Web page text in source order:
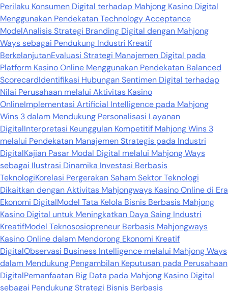
Perilaku Konsumen Digital terhadap Mahjong Kasino Digital
Menggunakan Pendekatan Technology Acceptance
ModelAnalisis Strategi Branding Digital dengan Mahjong
Ways sebagai Pendukung Industri Kreatif
BerkelanjutanEvaluasi Strategi Manajemen Digital pada
Platform Kasino Online Menggunakan Pendekatan Balanced
ScorecardIdentifikasi Hubungan Sentimen Digital terhadap
Nilai Perusahaan melalui Aktivitas Kasino
OnlineImplementasi Artificial Intelligence pada Mahjong
Wins 3 dalam Mendukung Personalisasi Layanan
DigitalInterpretasi Keunggulan Kompetitif Mahjong Wins 3
melalui Pendekatan Manajemen Strategis pada Industri
DigitalKajian Pasar Modal Digital melalui Mahjong Ways
sebagai Ilustrasi Dinamika Investasi Berbasis
TeknologiKorelasi Pergerakan Saham Sektor Teknologi
Dikaitkan dengan Aktivitas Mahjongways Kasino Online di Era
Ekonomi DigitalModel Tata Kelola Bisnis Berbasis Mahjong
Kasino Digital untuk Meningkatkan Daya Saing Industri
KreatifModel Teknososiopreneur Berbasis Mahjongways
Kasino Online dalam Mendorong Ekonomi Kreatif
DigitalObservasi Business Intelligence melalui Mahjong Ways
dalam Mendukung Pengambilan Keputusan pada Perusahaan
DigitalPemanfaatan Big Data pada Mahjong Kasino Digital
sebagai Pendukung Strategi Bisnis Berbasis